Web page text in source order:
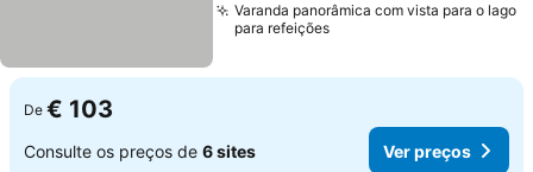
Varanda panorâmica com vista para o lago
para refeições
De € 103
Consulte os preços de 6 sites Ver preços